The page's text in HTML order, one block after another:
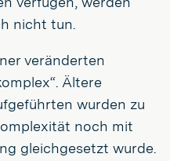
nicht tun.
veränderten
Ältere
wurden zu
noch mit
gleichgesetzt wurde.